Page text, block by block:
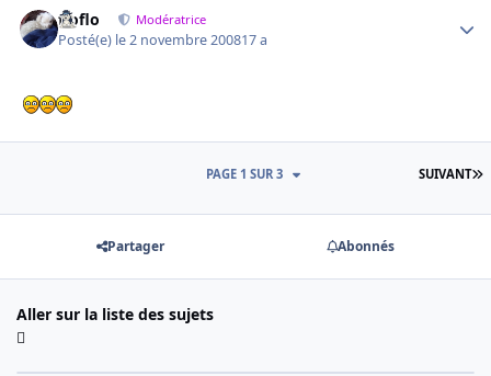
floflo Modératrice
Posté(e) le 2 novembre 200817 a
SUIVANT
PAGE 1 SUR 3
Partager Abonnés
Aller sur la liste des sujets